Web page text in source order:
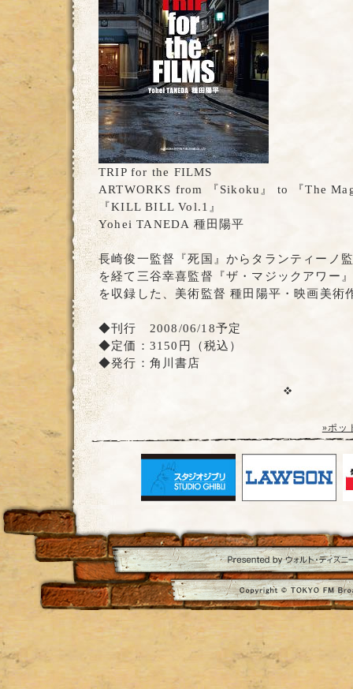
TRIP for the FILMS
ARTWORKS from 『Sikoku』 to 『The
『KILL BILL Vol.1』
Yohei TANEDA 種田陽平
長崎俊一監督『死国』からタランティーノ
を経て三谷幸喜監督『ザ・マジックアワー
を収録した、美術監督 種田陽平・映画美術
◆刊行 2008/06/18予定
◆定価：3150円（税込）
◆発行：角川書店
»ポッ